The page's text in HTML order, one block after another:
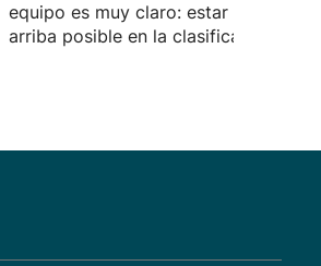
equipo es muy claro: estar lo más
arriba posible en la clasificación.